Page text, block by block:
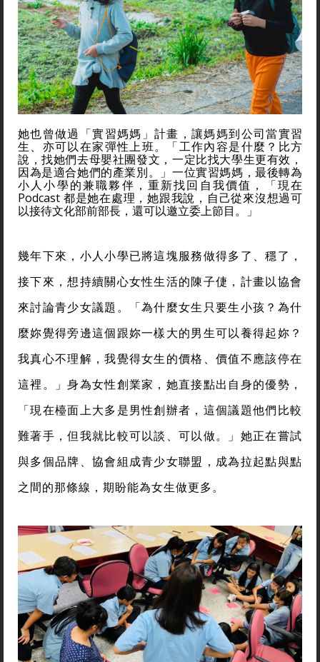
她也曾做過「實習媽媽」計畫，讓媽媽到公司當實習
生、亦可以在家彈性上班。「工作內容是什麼？比方
說，找她們去母嬰社團發文，一定比找大學生更有效，
因為是適合她們的產業別。」一位實習媽媽，最後轉為
小人小學的兼職夥伴，重新找回自我價值，「現在
Podcast 都是她在處理，她跟我說，自己從來沒想過可
以接待文化部前部長，還可以邀立委上節目。」
幾年下來，小人小學已將這塊服務做得多了、穩了，
接下來，想持續關心女性生活的陳子倢，計畫以協會
來討論青少女議題。「為什麼女生只要生小孩？為什
麼妳覺得旁邊這個跟妳一樣大的男生可以養得起妳？
我真心不理解，我覺得女生的價格、價值不應該停在
這裡。」身為女性創業家，她直接點出自身的優勢，
「現在檯面上大多是男性創辦者，這個議題他們比較
難著手，但我就比較可以談、可以做。」她正在嘗試
與多個品牌、協會組成青少女聯盟，成為拉起點與點
之間的那條線，期盼能為女生做更多。